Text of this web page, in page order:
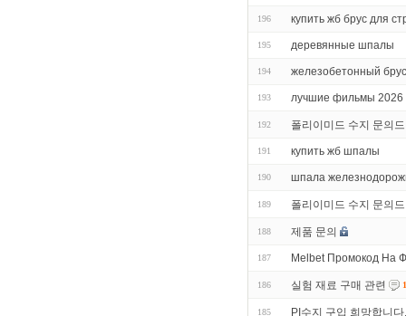
196 купить жб брус для
195 деревянные шпалы
194 железобетонный
193 лучшие фильмы 2026
192 폴리이미드 수지 문의
191 купить жб шпалы
190 шпала
189 폴리이미드 수지 문의
188 제품 문의
187 Melbet Промокод На
186 실험 재료 구매 관련 1
185 PI수지 구입 희망합니다.